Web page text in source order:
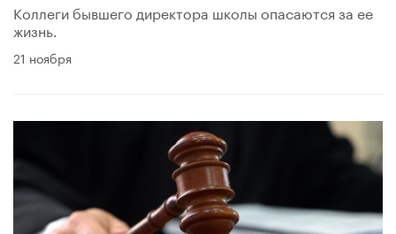
Коллеги бывшего директора школы опасаются за ее
жизнь.
21 ноября